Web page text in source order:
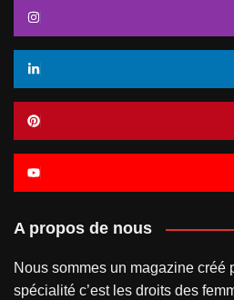
A propos de nous
Nous sommes un magazine créé
spécialité c’est les droits des